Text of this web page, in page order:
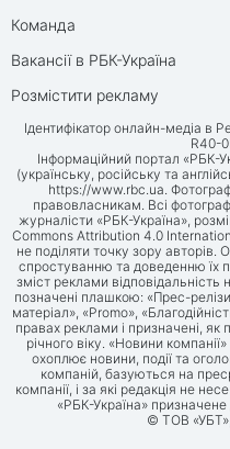
Команда
Вакансії в РБК-Україна
Розмістити рекламу
Ідентифікатор онлайн-медіа в
R40-
Інформаційний портал «РБК-
(українську, російську та
https://www.rbc.ua.
правовласникам. Всі
журналісти «РБК-Україна»,
Commons Attribution 4.0
не поділяти точку зору авторів.
спростуванню та доведенню їх
зміст реклами
позначені плашкою: «Прес-
матеріал», «Promo»,
правах реклами і призначені, як
річного віку. «Новини
охоплює новини, події та
компаній, базуються на
компанії, і за які редакція не
«РБК-Україна» призначене
© ТОВ